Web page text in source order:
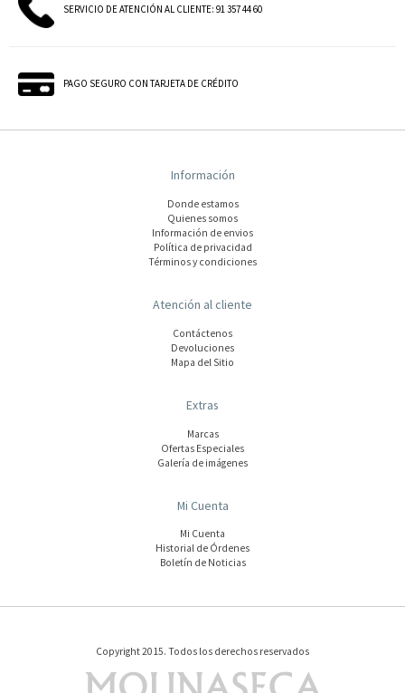
SERVICIO DE ATENCIÓN AL CLIENTE: 91 357 44 60
PAGO SEGURO CON TARJETA DE CRÉDITO
Información
Donde estamos
Quienes somos
Información de envios
Polí­tica de privacidad
Términos y condiciones
Atención al cliente
Contáctenos
Devoluciones
Mapa del Sitio
Extras
Marcas
Ofertas Especiales
Galería de imágenes
Mi Cuenta
Mi Cuenta
Historial de Órdenes
Boletín de Noticias
Copyright 2015. Todos los derechos reservados